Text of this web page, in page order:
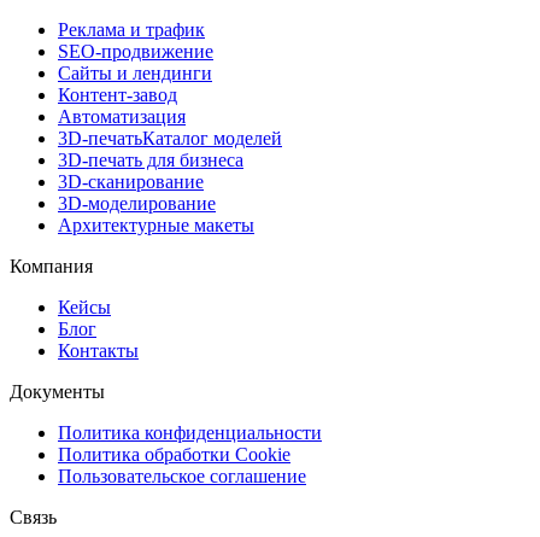
Реклама и трафик
SEO-продвижение
Сайты и лендинги
Контент-завод
Автоматизация
3D-печатьКаталог моделей
3D-печать для бизнеса
3D-сканирование
3D-моделирование
Архитектурные макеты
Компания
Кейсы
Блог
Контакты
Документы
Политика конфиденциальности
Политика обработки Cookie
Пользовательское соглашение
Связь